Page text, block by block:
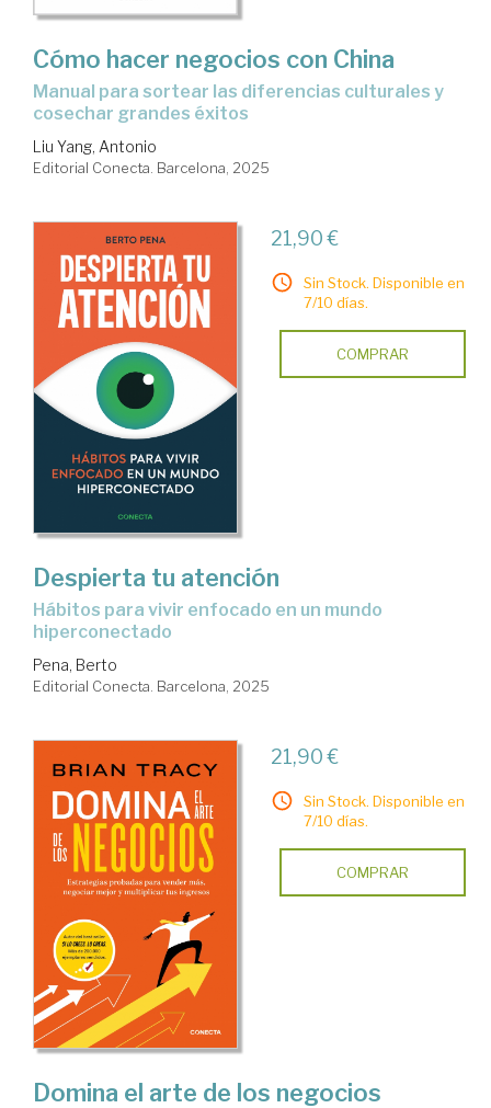
Cómo hacer negocios con China
Manual para sortear las diferencias culturales y
cosechar grandes éxitos
Liu Yang, Antonio
Editorial Conecta. Barcelona, 2025
21,90 €
Sin Stock. Disponible en
7/10 días.
COMPRAR
Despierta tu atención
Hábitos para vivir enfocado en un mundo
hiperconectado
Pena, Berto
Editorial Conecta. Barcelona, 2025
21,90 €
Sin Stock. Disponible en
7/10 días.
COMPRAR
Domina el arte de los negocios